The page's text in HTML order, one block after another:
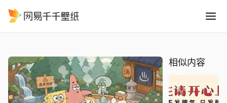
相似内容